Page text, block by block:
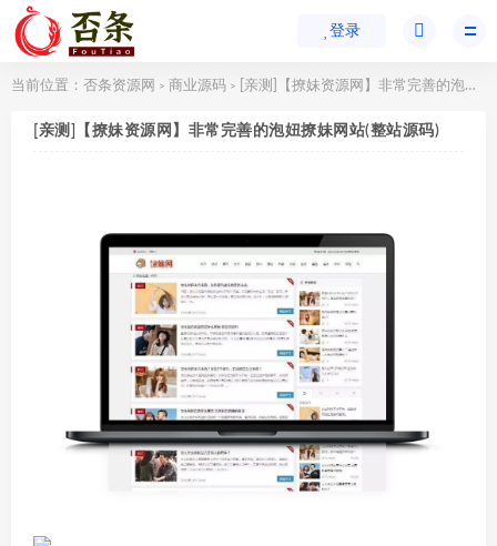
登录
当前位置： 否条资源网 > 商业源码 > [亲测]【撩妹资源网】非常完善的泡妞撩妹网站(整站源码)
[亲测]【撩妹资源网】非常完善的泡妞撩妹网站(整站源码)